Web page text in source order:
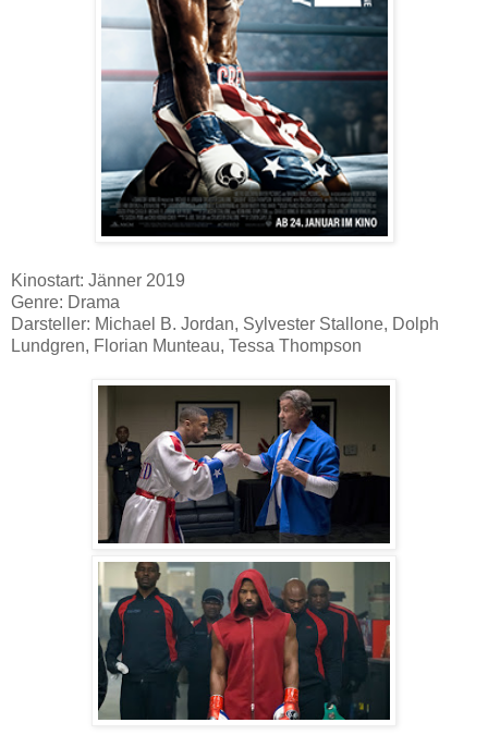
Kinostart: Jänner 2019
Genre: Drama
Darsteller: Michael B. Jordan, Sylvester Stallone, Dolph
Lundgren, Florian Munteau, Tessa Thompson